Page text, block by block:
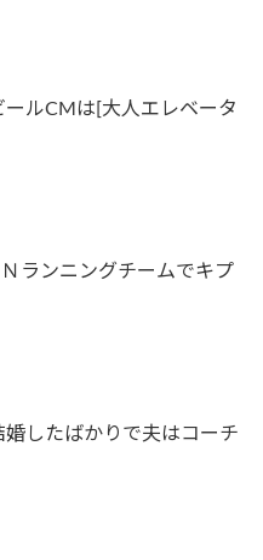
ルCMは[大人エレベータ
ランニングチームでキプ
したばかりで夫はコーチ